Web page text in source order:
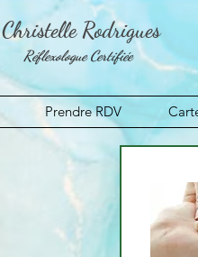
Christelle Rodrigues
Réflexologue Certifiée
Prendre RDV